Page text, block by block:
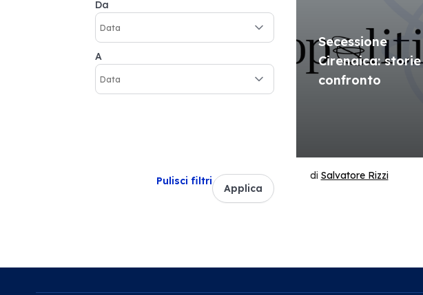
Da
A
Pulisci filtri
Applica
Secessione
Cirenaica:
confronto
di Salvatore Rizzi